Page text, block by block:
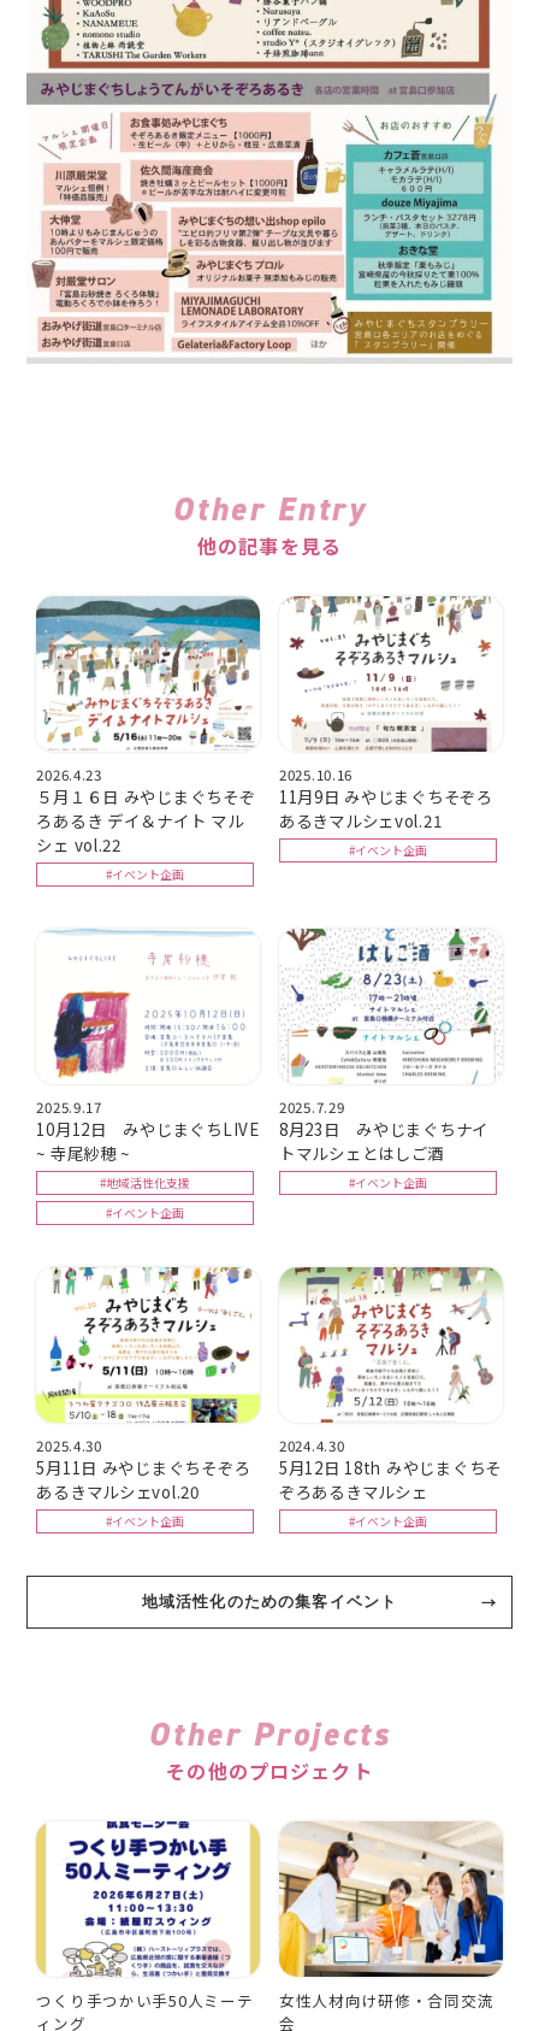
Other Entry
他の記事を見る
2026.4.23
５月１６日 みやじまぐちそぞ
ろあるき デイ＆ナイト マル
シェ vol.22
#イベント企画
2025.10.16
11月9日 みやじまぐちそぞろ
あるきマルシェvol.21
#イベント企画
2025.9.17
10月12日 みやじまぐちLIVE
~ 寺尾紗穂 ~
#地域活性化支援
#イベント企画
2025.7.29
8月23日 みやじまぐちナイ
トマルシェとはしご酒
#イベント企画
2025.4.30
5月11日 みやじまぐちそぞろ
あるきマルシェvol.20
#イベント企画
2024.4.30
5月12日 18th みやじまぐちそ
ぞろあるきマルシェ
#イベント企画
地域活性化のための集客イベント
Other Projects
その他のプロジェクト
つくり手つかい手50人ミーテ
ィング
女性人材向け研修・合同交流
会